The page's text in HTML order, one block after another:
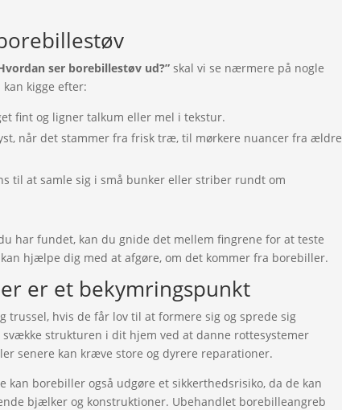
ser borebillestøv ud?” skal vi se nærmere på nogle
kigge efter:
fint og ligner talkum eller mel i tekstur.
når det stammer fra frisk træ, til mørkere nuancer fra ældre
til at samle sig i små bunker eller striber rundt om
har fundet, kan du gnide det mellem fingrene for at teste
hjælpe dig med at afgøre, om det kommer fra borebiller.
er et bekymringspunkt
trussel, hvis de får lov til at formere sig og sprede sig
strukturen i dit hjem ved at danne rottesystemer
senere kan kræve store og dyrere reparationer.
kan borebiller også udgøre et sikkerthedsrisiko, da de kan
bjælker og konstruktioner. Ubehandlet borebilleangreb